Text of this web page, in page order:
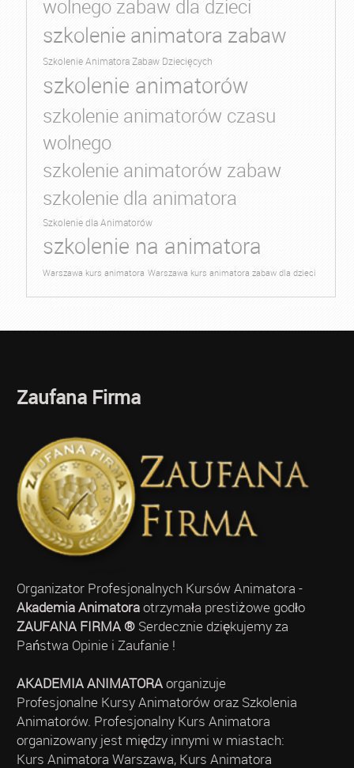
wolnego zabaw dla dzieci
szkolenie animatora zabaw
Szkolenie Animatora Zabaw Dziecięcych
szkolenie animatorów
szkolenie animatorów czasu
wolnego
szkolenie animatorów zabaw
szkolenie dla animatora
Szkolenie dla Animatorów
szkolenie na animatora
Warszawa kurs animatora Warszawa kurs animatora zabaw dla dzieci
Zaufana Firma
Organizator Profesjonalnych Kursów Animatora -
Akademia Animatoraotrzymała prestiżowe godło
ZAUFANA FIRMA ®Serdecznie dziękujemy za
Państwa Opinie i Zaufanie !
AKADEMIA ANIMATORAorganizuje
Profesjonalne Kursy Animatorów oraz Szkolenia
Animatorów. Profesjonalny Kurs Animatora
organizowany jest między innymi w miastach:
Kurs Animatora Warszawa, Kurs Animatora